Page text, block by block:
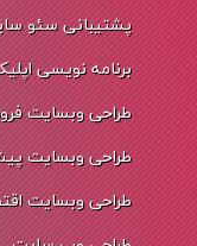
پشتیبانی سئو
برنامه نویسی
طراحی وبسایت
طراحی وبسایت
طراحی وبسایت